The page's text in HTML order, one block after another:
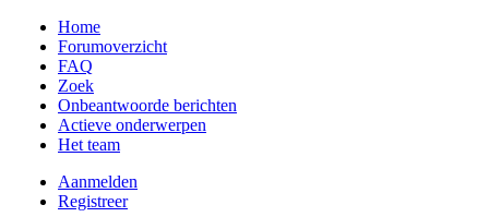
Home
Forumoverzicht
FAQ
Zoek
Onbeantwoorde berichten
Actieve onderwerpen
Het team
Aanmelden
Registreer